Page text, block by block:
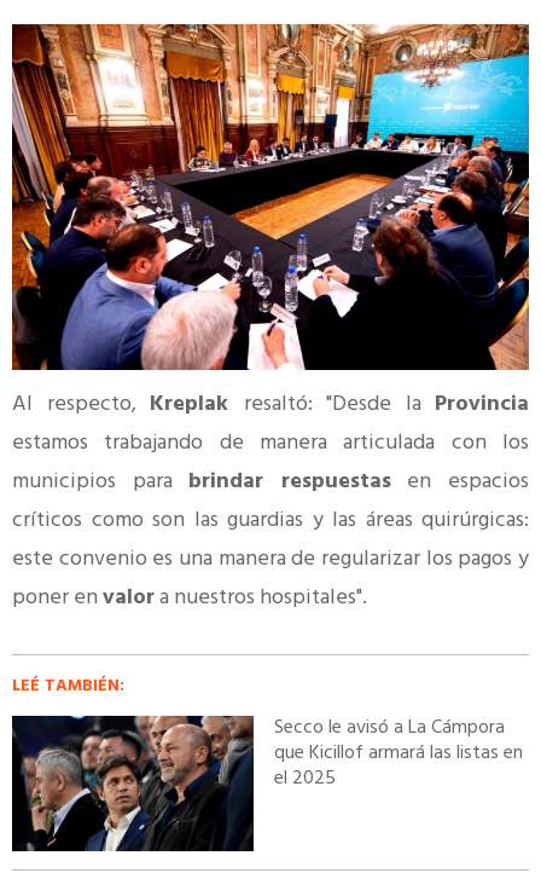
Al respecto, Kreplak resaltó: "Desde la Provincia
estamos trabajando de manera articulada con los
municipios para brindar respuestasen espacios
críticos como son las guardias y las áreas quirúrgicas:
este convenio es una manera de regularizar los pagos y
poner envalora nuestros hospitales".
LEÉ TAMBIÉN:
Secco le avisó a La Cámpora
que Kicillof armará las listas en
el 2025